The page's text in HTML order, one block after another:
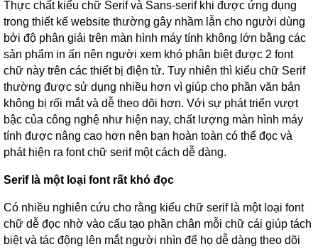
Thực chất kiểu chữ Serif và Sans-serif khi được ứng dụng
trong thiết kế website thường gây nhầm lẫn cho người dùng
bởi độ phân giải trên màn hình máy tính không lớn bằng các
sản phẩm in ấn nên người xem khó phân biệt được 2 font
chữ này trên các thiết bị điện tử. Tuy nhiên thì kiểu chữ Serif
thường được sử dụng nhiều hơn vì giúp cho phần văn bản
không bị rối mắt và dễ theo dõi hơn. Với sự phát triển vượt
bậc của công nghệ như hiện nay, chất lượng màn hình máy
tính được nâng cao hơn nên bạn hoàn toàn có thể đọc và
phát hiện ra font chữ serif một cách dễ dàng.
Serif là một loại font rất khó đọc
Có nhiều nghiên cứu cho rằng kiểu chữ serif là một loại font
chữ dễ đọc nhờ vào cấu tạo phần chân mỗi chữ cái giúp tách
biệt và tác động lên mắt người nhìn để họ dễ dàng theo dõi